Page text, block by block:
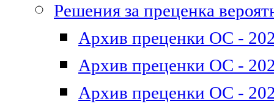
Решения за преценка
Архив преценки ОС -
Архив преценки ОС -
Архив преценки ОС -